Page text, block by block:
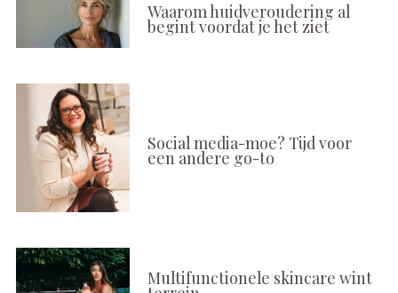
Waarom huidveroudering al
begint voordat je het ziet
Social media-moe? Tijd voor
een andere go-to
Multifunctionele skincare wint